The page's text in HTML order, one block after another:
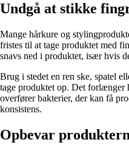
Undgå at stikke
Mange hårkure og
fristes til at tage produktet med
snavs ned i produktet, især hvis
Brug i stedet en ren ske, spatel
tage produktet op. Det forlænger
overfører bakterier, der kan få
konsistens.
Opbevar